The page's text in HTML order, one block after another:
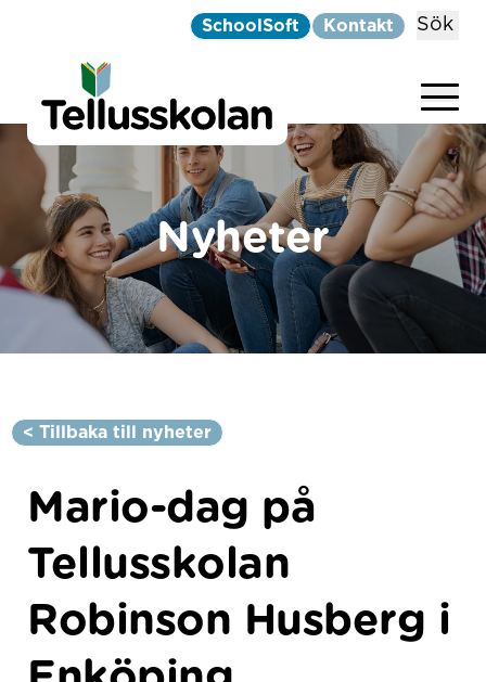
SchoolSoft Kontakt Sök
Hoppa till innehåll
Telluskolan
Nyheter
< Tillbaka till nyheter
Mario-dag på
Tellusskolan
Robinson Husberg i